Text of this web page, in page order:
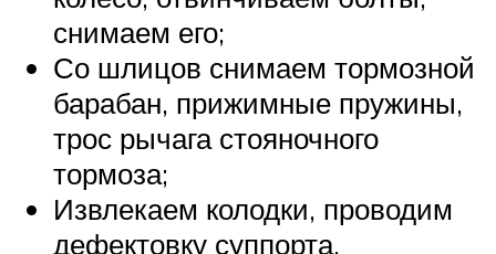
снимаем его;
Со шлицов снимаем тормозной
барабан, прижимные пружины,
трос рычага стояночного
тормоза;
Извлекаем колодки, проводим
дефектовку суппорта,